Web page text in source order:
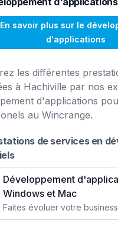
En savoir plus sur le
d'applications
les différentes
à Hachiville par nos
d'applications
au Wincrange.
de services en
Développement
Windows et Mac